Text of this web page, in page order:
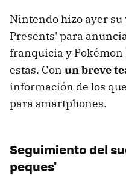
Nintendo hizo ayer
Presents' para
franquicia y Pokémon
estas. Con un breve
información de los
para smartphones.
Seguimiento del
peques'